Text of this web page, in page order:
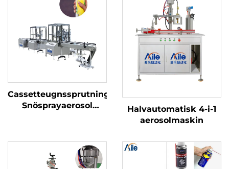
Cassetteugnssprutningsproduktionslinje
Snösprayaerosol
Engångs hårfärgspray
aerosol fyllningslinje
Halvautomatisk 4-i-1
aerosolmaskin